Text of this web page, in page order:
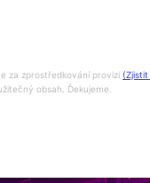
za zprostředkování provizi
obsah. Ďekujeme.